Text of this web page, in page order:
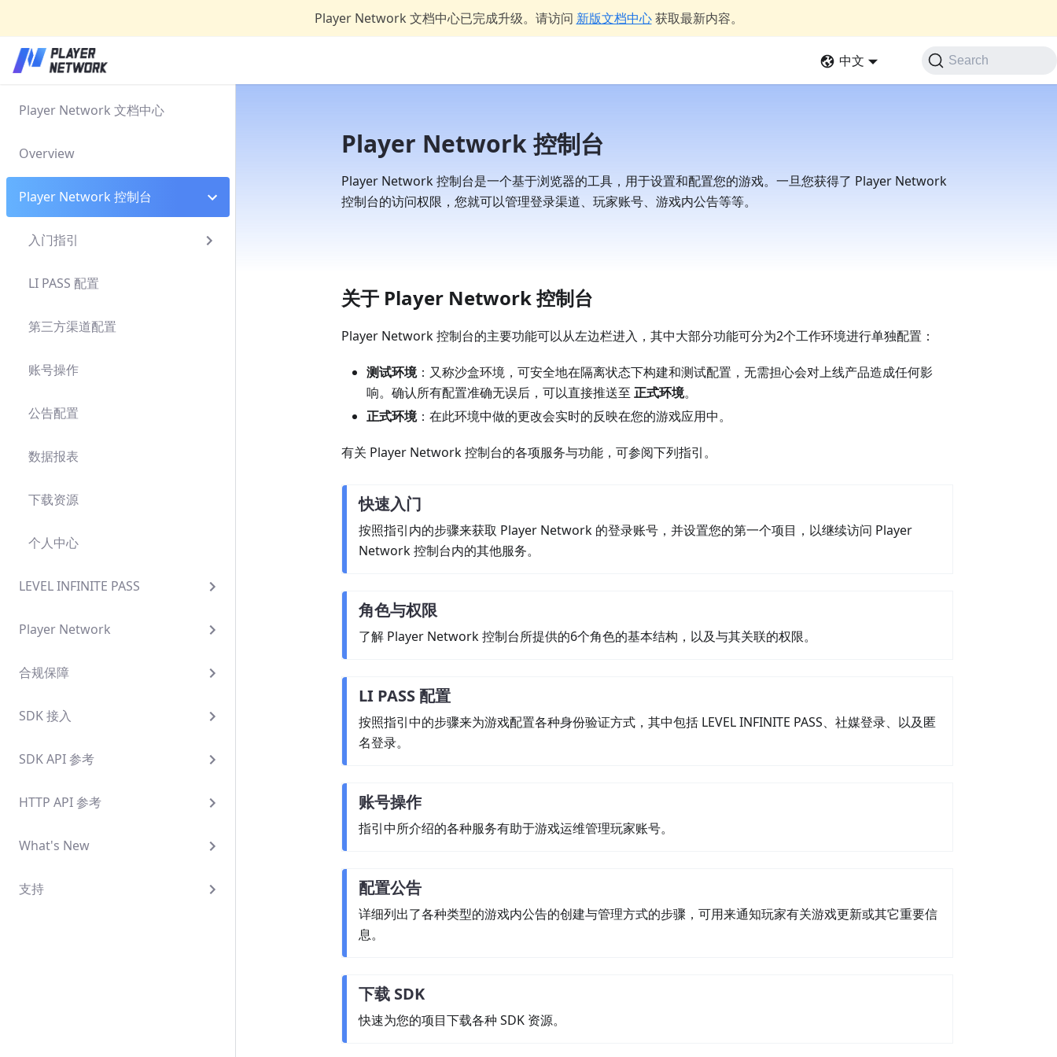
Player Network 文档中心已完成升级。请访问 新版文档中心 获取最新内容。
中文 Search
Player Network 文档中心
Overview
Player Network 控制台
入门指引
LI PASS 配置
第三方渠道配置
账号操作
公告配置
数据报表
下载资源
个人中心
LEVEL INFINITE PASS
Player Network
合规保障
SDK 接入
SDK API 参考
HTTP API 参考
What's New
支持
Player Network 控制台
Player Network 控制台是一个基于浏览器的工具，用于设置和配置您的游戏。一旦您获得了 Player Network
控制台的访问权限，您就可以管理登录渠道、玩家账号、游戏内公告等等。
关于 Player Network 控制台
Player Network 控制台的主要功能可以从左边栏进入，其中大部分功能可分为2个工作环境进行单独配置：
测试环境：又称沙盒环境，可安全地在隔离状态下构建和测试配置，无需担心会对上线产品造成任何影
响。确认所有配置准确无误后，可以直接推送至正式环境。
正式环境：在此环境中做的更改会实时的反映在您的游戏应用中。
有关 Player Network 控制台的各项服务与功能，可参阅下列指引。
快速入门
按照指引内的步骤来获取 Player Network 的登录账号，并设置您的第一个项目，以继续访问 Player
Network 控制台内的其他服务。
角色与权限
了解 Player Network 控制台所提供的6个角色的基本结构，以及与其关联的权限。
LI PASS 配置
按照指引中的步骤来为游戏配置各种身份验证方式，其中包括 LEVEL INFINITE PASS、社媒登录、以及匿
名登录。
账号操作
指引中所介绍的各种服务有助于游戏运维管理玩家账号。
配置公告
详细列出了各种类型的游戏内公告的创建与管理方式的步骤，可用来通知玩家有关游戏更新或其它重要信
息。
下载 SDK
快速为您的项目下载各种 SDK 资源。